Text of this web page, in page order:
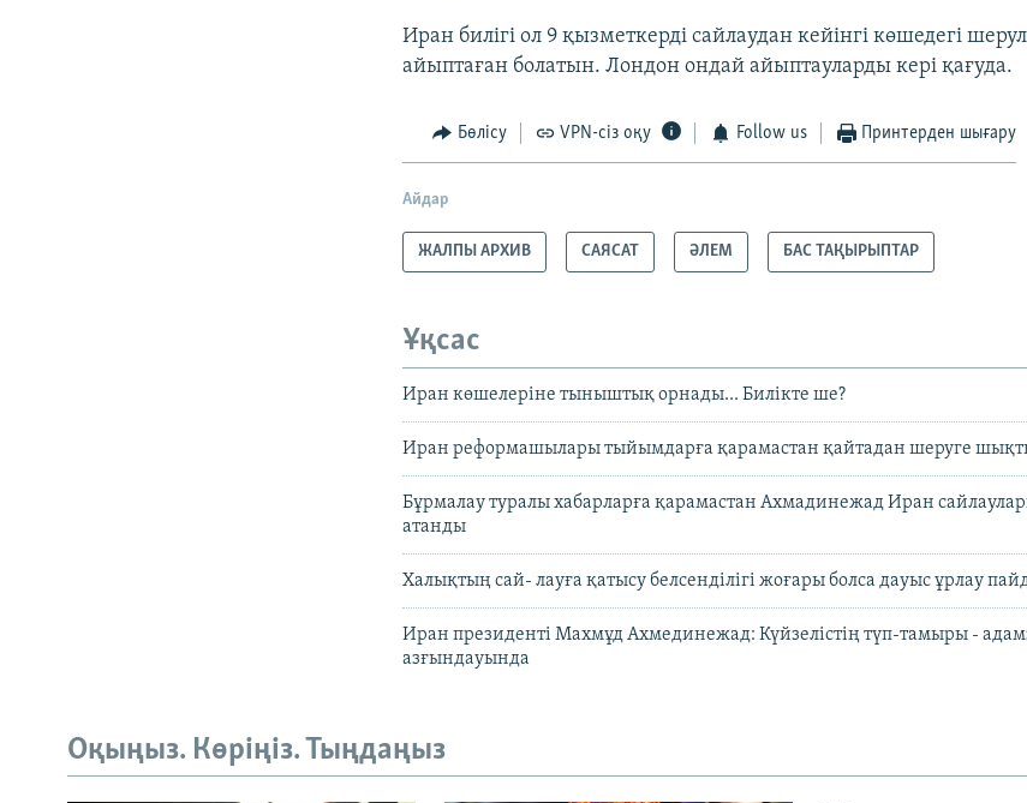
Иран билігі ол 9 қызметкерді сайлаудан кейінгі көшедегі
айыптаған болатын. Лондон ондай айыптауларды кері қағуда.
Бөлісу VPN-сіз оқу Follow us Принтерден шығару
Айдар
ЖАЛПЫ АРХИВ САЯСАТ ӘЛЕМ БАС ТАҚЫРЫПТАР
Ұқсас
Иран көшелеріне тыныштық орнады... Билікте ше?
Иран реформашылары тыйымдарға қарамастан қайтадан шеруге
Бұрмалау туралы хабарларға қарамастан Ахмадинежад Иран
атанды
Халықтың сай- лауға қатысу белсенділігі жоғары болса дауыс ұрлау
Иран президенті Махмұд Ахмединежад: Күйзелістің түп-тамыры -
азғындауында
Оқыңыз. Көріңіз. Тыңдаңыз